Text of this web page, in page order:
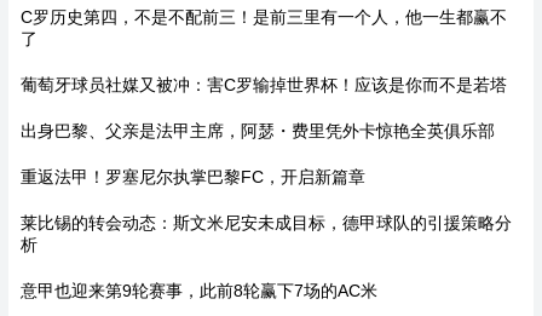
C罗历史第四，不是不配前三！是前三里有一个人，他一生都赢不
了
葡萄牙球员社媒又被冲：害C罗输掉世界杯！应该是你而不是若塔
出身巴黎、父亲是法甲主席，阿瑟・费里凭外卡惊艳全英俱乐部
重返法甲！罗塞尼尔执掌巴黎FC，开启新篇章
莱比锡的转会动态：斯文米尼安未成目标，德甲球队的引援策略分
析
意甲也迎来第9轮赛事，此前8轮赢下7场的AC米